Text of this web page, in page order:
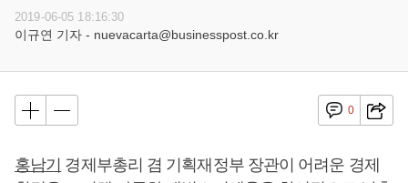
2019-06-05 18:16:30
이규연 기자 - nuevacarta@businesspost.co.kr
0
홍남기 경제부총리 겸 기획재정부 장관이 어려운 경제